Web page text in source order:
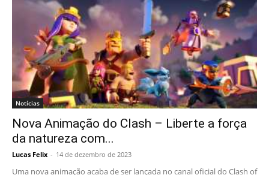
Notícias
Nova Animação do Clash – Liberte a força
da natureza com...
Lucas Felix - 14 de dezembro de 2023
Uma nova animação acaba de ser lançada no canal oficial do Clash of